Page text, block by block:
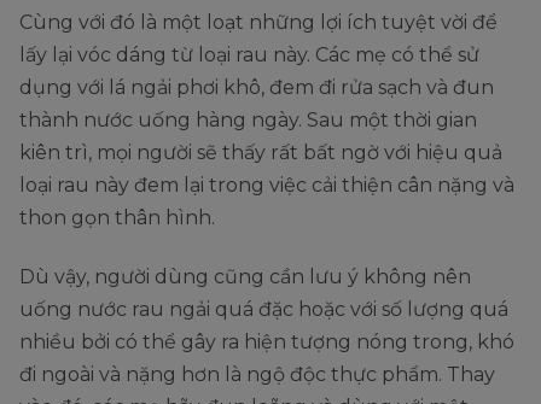
Cùng với đó là một loạt những lợi ích tuyệt vời để
lấy lại vóc dáng từ loại rau này. Các mẹ có thể sử
dụng với lá ngải phơi khô, đem đi rửa sạch và đun
thành nước uống hàng ngày. Sau một thời gian
kiên trì, mọi người sẽ thấy rất bất ngờ với hiệu quả
loại rau này đem lại trong việc cải thiện cân nặng và
thon gọn thân hình.
Dù vậy, người dùng cũng cần lưu ý không nên
uống nước rau ngải quá đặc hoặc với số lượng quá
nhiều bởi có thể gây ra hiện tượng nóng trong, khó
đi ngoài và nặng hơn là ngộ độc thực phẩm. Thay